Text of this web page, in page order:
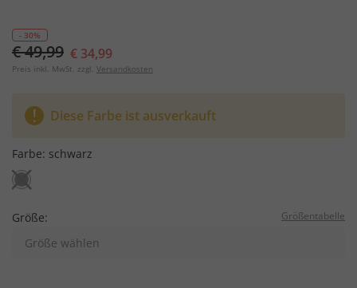
- 30%
€ 49,99 € 34,99
Preis inkl. MwSt. zzgl. Versandkosten
Diese Farbe ist ausverkauft
Farbe: schwarz
Größe: Größentabelle
Größe wählen